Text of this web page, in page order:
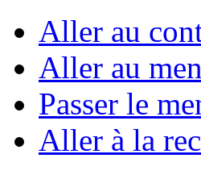
Aller au
Aller au
Passer le
Aller à la